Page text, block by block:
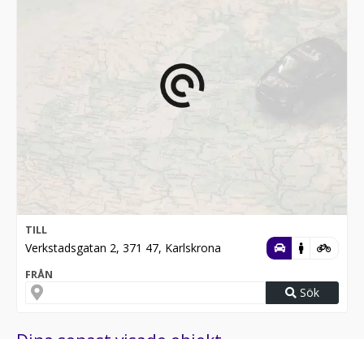
TILL
Verkstadsgatan 2, 371 47, Karlskrona
FRÅN
Sök